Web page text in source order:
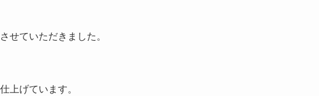
せていただきました。
仕上げています。